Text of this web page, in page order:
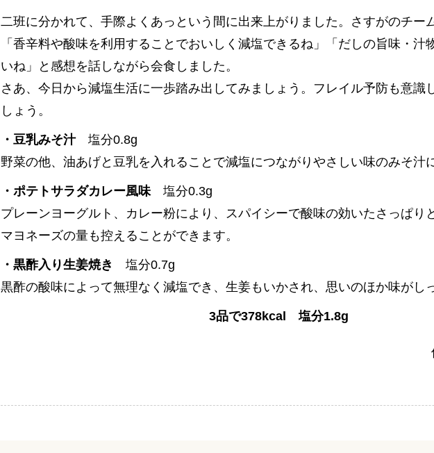
二班に分かれて、手際よくあっという間に出来上がりました。さすがのチー
「香辛料や酸味を利用することでおいしく減塩できるね」「だしの旨味・汁
いね」と感想を話しながら会食しました。
さあ、今日から減塩生活に一歩踏み出してみましょう。フレイル予防も意識
しょう。
・豆乳みそ汁塩分0.8g
野菜の他、油あげと豆乳を入れることで減塩につながりやさしい味のみそ汁
・ポテトサラダカレー風味塩分0.3g
プレーンヨーグルト、カレー粉により、スパイシーで酸味の効いたさっぱり
マヨネーズの量も控えることができます。
・黒酢入り生姜焼き
塩分0.7g
黒酢の酸味によって無理なく減塩でき、生姜もいかされ、思いのほか味がし
3品で378kcal 塩分1.8g